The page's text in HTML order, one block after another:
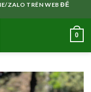
ZALO TRÊN WEB ĐỂ
0